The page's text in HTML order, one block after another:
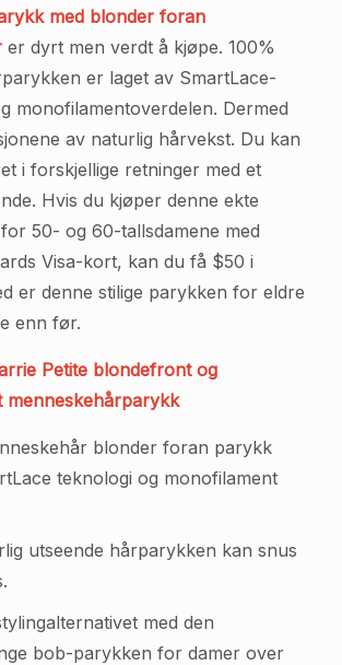
med blonder foran
er dyrt men verdt å kjøpe. 100%
er laget av SmartLace-
monofilamentoverdelen. Dermed
av naturlig hårvekst. Du kan
i forskjellige retninger med et
Hvis du kjøper denne ekte
50- og 60-tallsdamene med
Visa-kort, kan du få $50 i
er denne stilige parykken for eldre
enn før.
Petite blondefront og
menneskehårparykk
blonder foran parykk
teknologi og monofilament
utseende hårparykken kan snus
med den
bob-parykken for damer over